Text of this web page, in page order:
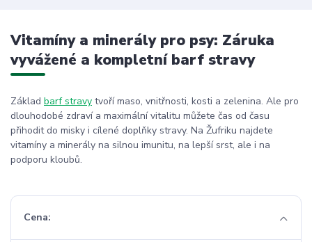
Vitamíny a minerály pro psy: Záruka
vyvážené a kompletní barf stravy
Základ barf stravy tvoří maso, vnitřnosti, kosti a zelenina. Ale pro
dlouhodobé zdraví a maximální vitalitu můžete čas od času
přihodit do misky i cílené doplňky stravy. Na Žufriku najdete
vitamíny a minerály na silnou imunitu, na lepší srst, ale i na
podporu kloubů.
Cena: